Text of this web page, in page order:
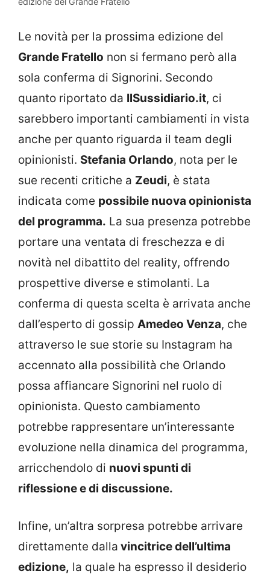
Le novità per la prossima edizione del
Grande Fratello non si fermano però alla
sola conferma di Signorini. Secondo
quanto riportato da IlSussidiario.it, ci
sarebbero importanti cambiamenti in vista
anche per quanto riguarda il team degli
opinionisti. Stefania Orlando, nota per le
sue recenti critiche a Zeudi, è stata
indicata come possibile nuova opinionista
del programma. La sua presenza potrebbe
portare una ventata di freschezza e di
novità nel dibattito del reality, offrendo
prospettive diverse e stimolanti. La
conferma di questa scelta è arrivata anche
dall’esperto di gossip Amedeo Venza, che
attraverso le sue storie su Instagram ha
accennato alla possibilità che Orlando
possa affiancare Signorini nel ruolo di
opinionista. Questo cambiamento
potrebbe rappresentare un’interessante
evoluzione nella dinamica del programma,
arricchendolo di nuovi spunti di
riflessione e di discussione.
Infine, un’altra sorpresa potrebbe arrivare
direttamente dalla vincitrice dell’ultima
edizione, la quale ha espresso il desiderio